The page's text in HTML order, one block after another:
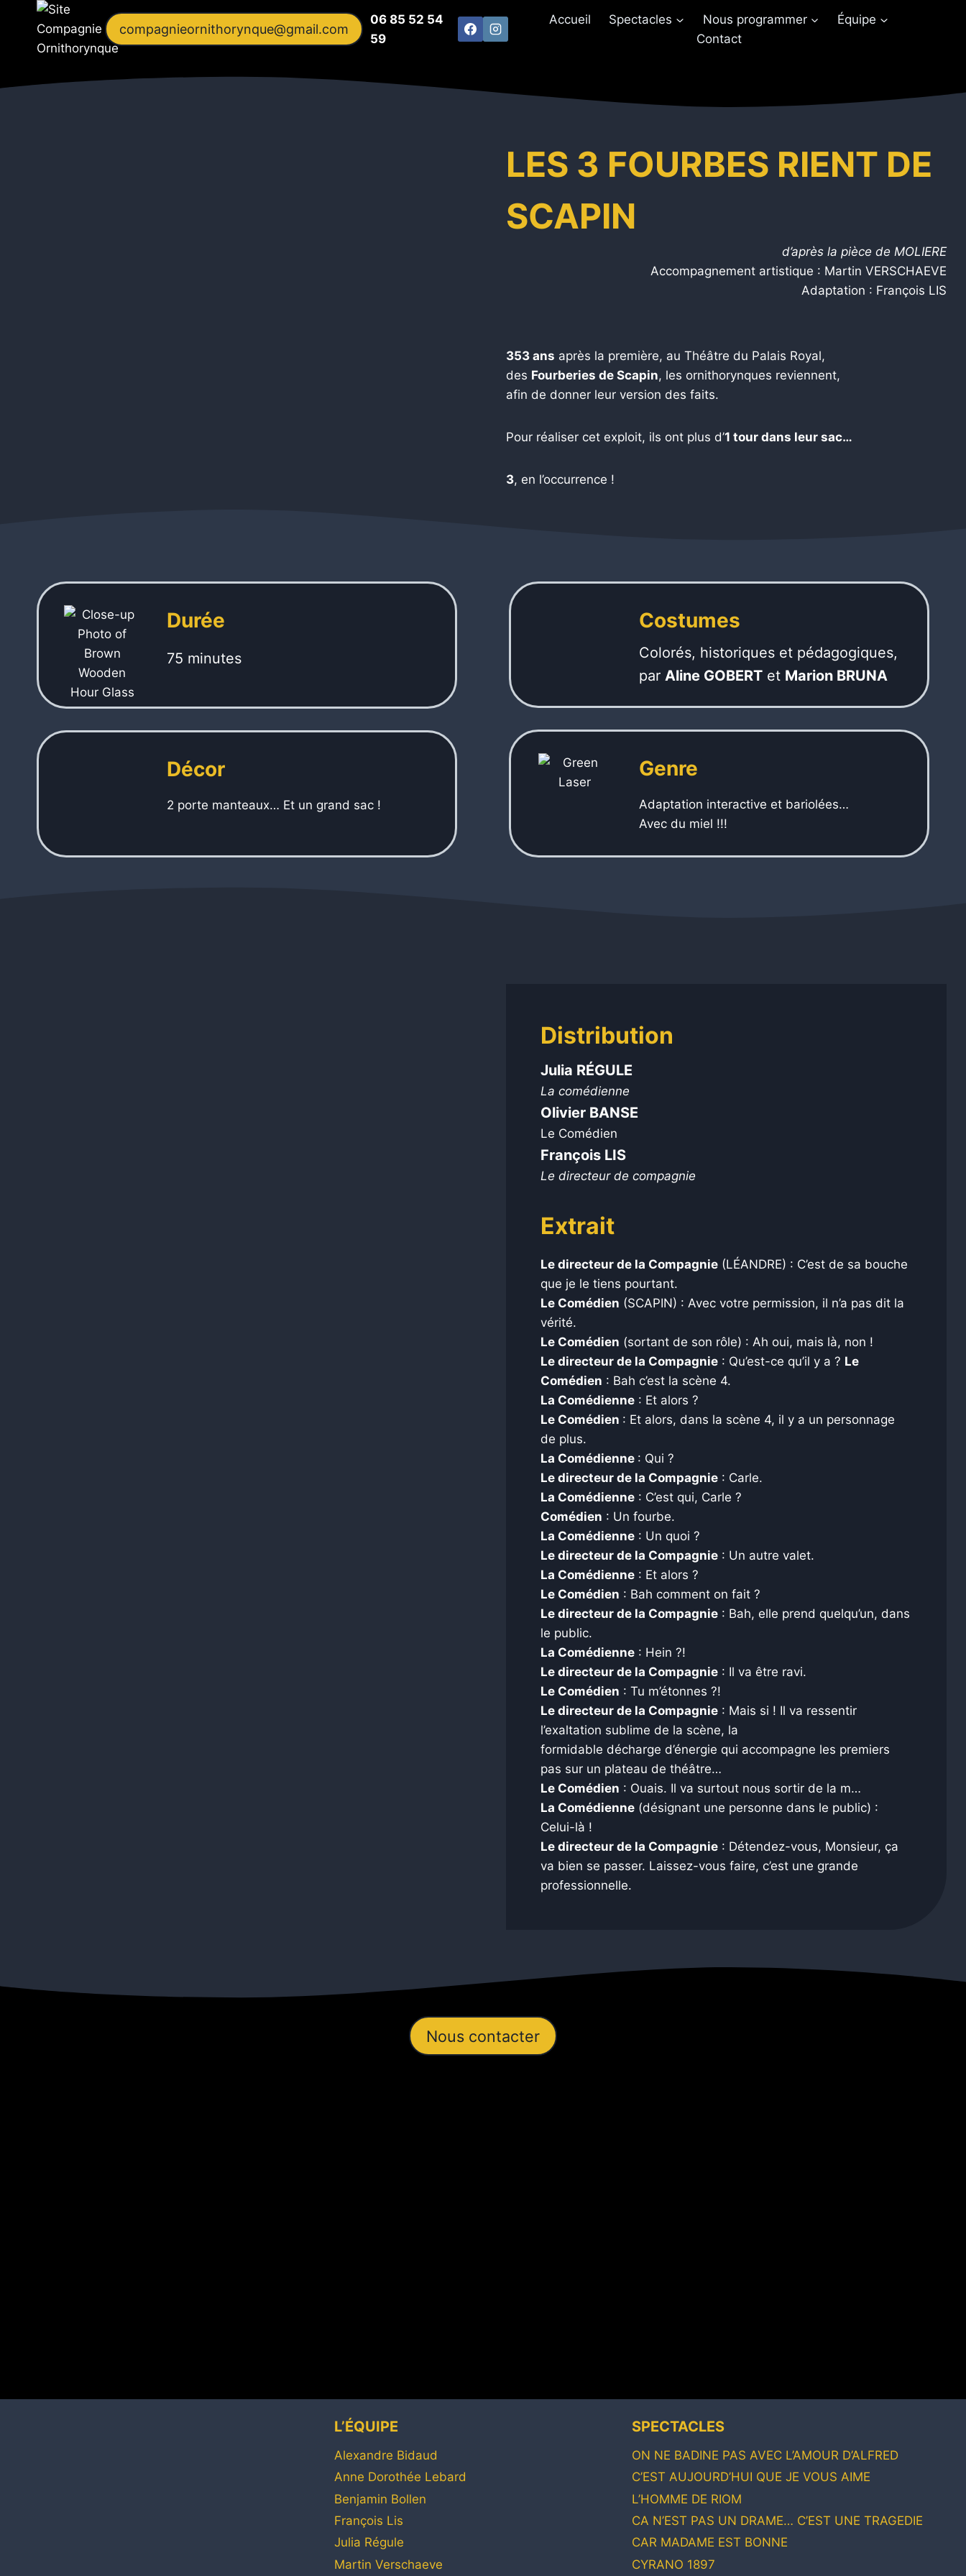
contenu
compagnieornithorynque@gmail.com
06 85 52 54
59
Accueil Spectacles Nous programmer
Équipe
Contact
LES 3 FOURBES RIENT DE
SCAPIN
d’après la pièce de MOLIERE
Accompagnement artistique : Martin VERSCHAEVE
Adaptation : François LIS
353 ans après la première, au Théâtre du Palais Royal,
des Fourberies de Scapin, les ornithorynques reviennent,
afin de donner leur version des faits.
Pour réaliser cet exploit, ils ont plus d’1 tour dans leur sac…
3, en l’occurrence !
Durée
75 minutes
Décor
2 porte manteaux… Et un grand sac !
Costumes
Colorés, historiques et pédagogiques,
parAline GOBERT et Marion BRUNA
Genre
Adaptation interactive et bariolées…
Avec du miel !!!
Distribution
Julia RÉGULE
La comédienne
Olivier BANSE
Le Comédien
François LIS
Le directeur de compagnie
Extrait
Le directeur de la Compagnie (LÉANDRE) : C’est de sa bouche
que je le tiens pourtant.
Le Comédien (SCAPIN) : Avec votre permission, il n’a pas dit la
vérité.
Le Comédien (sortant de son rôle) : Ah oui, mais là, non !
Le directeur de la Compagnie : Qu’est-ce qu’il y a ? Le
Comédien : Bah c’est la scène 4.
La Comédienne : Et alors ?
Le Comédien : Et alors, dans la scène 4, il y a un personnage
de plus.
La Comédienne : Qui ?
Le directeur de la Compagnie : Carle.
La Comédienne : C’est qui, Carle ?
Comédien : Un fourbe.
La Comédienne : Un quoi ?
Le directeur de la Compagnie : Un autre valet.
La Comédienne : Et alors ?
Le Comédien : Bah comment on fait ?
Le directeur de la Compagnie : Bah, elle prend quelqu’un, dans
le public.
La Comédienne : Hein ?!
Le directeur de la Compagnie : Il va être ravi.
Le Comédien : Tu m’étonnes ?!
Le directeur de la Compagnie : Mais si ! Il va ressentir
l’exaltation sublime de la scène, la
formidable décharge d’énergie qui accompagne les premiers
pas sur un plateau de théâtre…
Le Comédien : Ouais. Il va surtout nous sortir de la m…
La Comédienne (désignant une personne dans le public) :
Celui-là !
Le directeur de la Compagnie : Détendez-vous, Monsieur, ça
va bien se passer. Laissez-vous faire, c’est une grande
professionnelle.
Nous contacter
L’ÉQUIPE
Alexandre Bidaud
Anne Dorothée Lebard
Benjamin Bollen
François Lis
Julia Régule
Martin Verschaeve
SPECTACLES
ON NE BADINE PAS AVEC L’AMOUR D’ALFRED
C’EST AUJOURD’HUI QUE JE VOUS AIME
L’HOMME DE RIOM
CA N’EST PAS UN DRAME… C’EST UNE TRAGEDIE
CAR MADAME EST BONNE
CYRANO 1897